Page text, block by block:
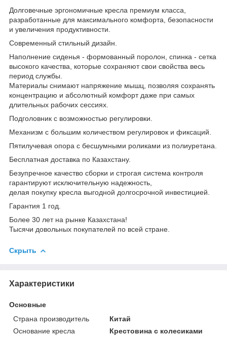
Долговечные эргономичные кресла премиум класса,
разработанные для максимального комфорта, безопасности
и увеличения продуктивности.
Современный стильный дизайн.
Наполнение сиденья - формованный поролон, спинка - сетка
высокого качества, которые сохраняют свои свойства весь
период службы.
Материалы снимают напряжение мышц, позволяя сохранять
концентрацию и абсолютный комфорт даже при самых
длительных рабочих сессиях.
Подголовник с возможностью регулировки.
Механизм с большим количеством регулировок и фиксаций.
Пятилучевая опора с бесшумными роликами из полиуретана.
Бесплатная доставка по Казахстану.
Безупречное качество сборки и строгая система контроля
гарантируют исключительную надежность,
делая покупку кресла выгодной долгосрочной инвестицией.
Гарантия 1 год.
Более 30 лет на рынке Казахстана!
Тысячи довольных покупателей по всей стране.
Скрыть
Характеристики
Основные
Страна производитель
Китай
Основание кресла
Крестовина с колесиками